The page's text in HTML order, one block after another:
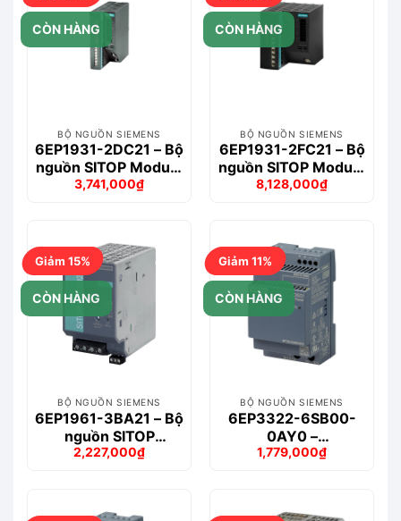
CÒN HÀNG
BỘ NGUỒN SIEMENS
6EP1931-2DC21 – Bộ
nguồn SITOP Module
24 V USC DC/6A
Giá
3,741,000₫
Giá
3,741,000₫.
CÒN HÀNG
BỘ NGUỒN SIEMENS
6EP1931-2FC21 – Bộ
nguồn SITOP Module
24 V DC USV/40A
Giá
8,128,000₫
Giá
Giảm 15%
CÒN HÀNG
BỘ NGUỒN SIEMENS
6EP1961-3BA21 – Bộ
nguồn SITOP
PSE202U
Giá
2,227,000₫
Giá
2,227,000₫.
Giảm 11%
CÒN HÀNG
BỘ NGUỒN SIEMENS
6EP3322-6SB00-
0AY0 –
LOGO!POWER 12
Giá
1,779,000₫
Giá